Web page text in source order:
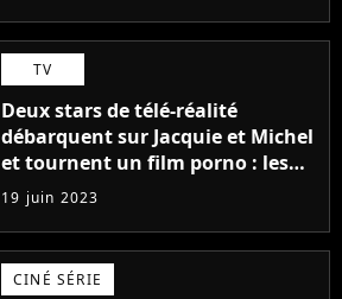
TV
Deux stars de télé-réalité
débarquent sur Jacquie et Michel
et tournent un film porno : les
premières images du tournage
(exclu)
19 juin 2023
CINÉ SÉRIE